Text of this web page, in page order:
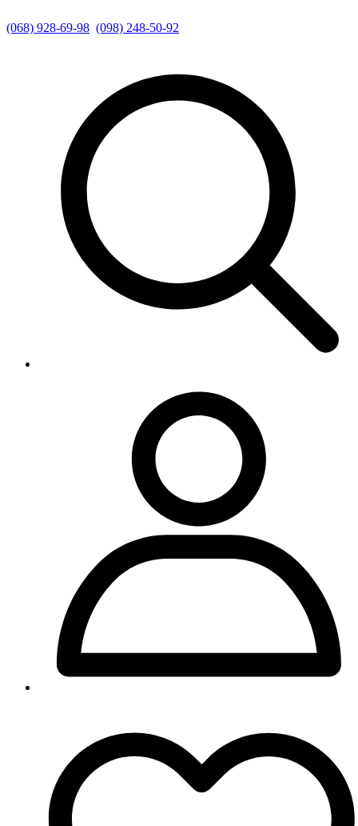
(068) 928-69-98 (098) 248-50-92